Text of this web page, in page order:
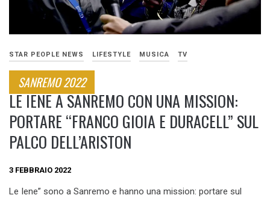
STAR PEOPLE NEWS LIFESTYLE MUSICA TV
SANREMO 2022
LE IENE A SANREMO CON UNA MISSION:
PORTARE “FRANCO GIOIA E DURACELL” SUL
PALCO DELL’ARISTON
3 FEBBRAIO 2022
Le Iene” sono a Sanremo e hanno una mission: portare sul